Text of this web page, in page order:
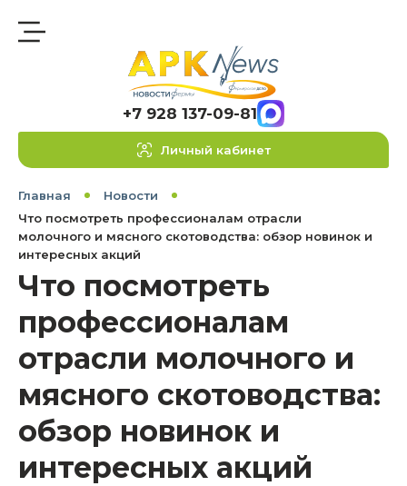
+7 928 137-09-81
Личный кабинет
Главная
Новости
Что посмотреть профессионалам отрасли
молочного и мясного скотоводства: обзор новинок и
интересных акций
Что посмотреть
профессионалам
отрасли молочного и
мясного скотоводства:
обзор новинок и
интересных акций